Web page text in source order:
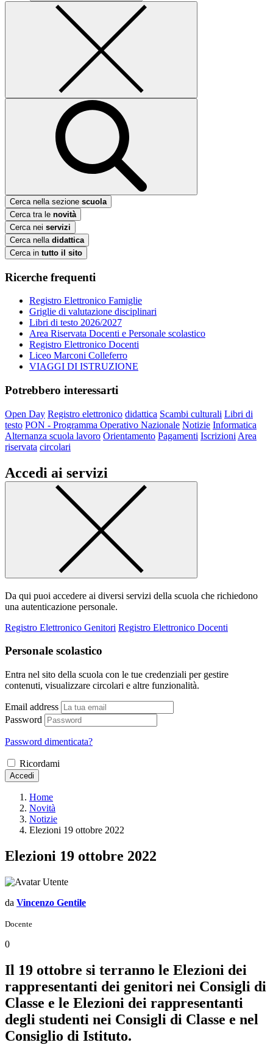
Cerca nella sezione scuola
Cerca tra le novità
Cerca nei servizi
Cerca nella didattica
Cerca in tutto il sito
Ricerche frequenti
Registro Elettronico Famiglie
Griglie di valutazione disciplinari
Libri di testo 2026/2027
Area Riservata Docenti e Personale scolastico
Registro Elettronico Docenti
Liceo Marconi Colleferro
VIAGGI DI ISTRUZIONE
Potrebbero interessarti
Open Day Registro elettronico didattica Scambi culturali Libri di
testo PON - Programma Operativo Nazionale Notizie Informatica
Alternanza scuola lavoro Orientamento Pagamenti Iscrizioni Area
riservata circolari
Accedi ai servizi
Da qui puoi accedere ai diversi servizi della scuola che richiedono
una autenticazione personale.
Registro Elettronico Genitori Registro Elettronico Docenti
Personale scolastico
Entra nel sito della scuola con le tue credenziali per gestire
contenuti, visualizzare circolari e altre funzionalità.
Email address
Password
Password dimenticata?
Ricordami
Accedi
Home
Novità
Notizie
Elezioni 19 ottobre 2022
Elezioni 19 ottobre 2022
da Vincenzo Gentile
Docente
0
Il 19 ottobre si terranno le Elezioni dei
rappresentanti dei genitori nei Consigli di
Classe e le Elezioni dei rappresentanti
degli studenti nei Consigli di Classe e nel
Consiglio di Istituto.